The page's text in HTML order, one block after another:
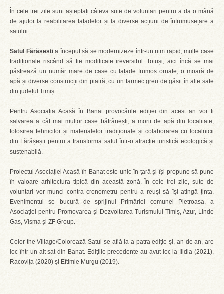
În cele trei zile sunt așteptați câteva sute de voluntari pentru a da o mână
de ajutor la reabilitarea fațadelor și la diverse acțiuni de înfrumusețare a
satului.
Satul Fărășeștia început să se modernizeze într-un ritm rapid, multe case
tradiționale riscând să fie modificate ireversibil. Totuși, aici încă se mai
păstrează un număr mare de case cu fațade frumos ornate, o moară de
apă și diverse construcții din piatră, cu un farmec greu de găsit în alte sate
din județul Timiș.
Pentru Asociația Acasă în Banat provocările ediției din acest an vor fi
salvarea a cât mai multor case bătrânești, a morii de apă din localitate,
folosirea tehnicilor și materialelor tradiționale și colaborarea cu localnicii
din Fărășești pentru a transforma satul într-o atracție turistică ecologică și
sustenabilă.
Proiectul Asociației Acasă în Banat este unic în țară și își propune să pune
în valoare arhitectura tipică din această zonă. În cele trei zile, sute de
voluntari vor munci contra cronometru pentru a reuși să își atingă ținta.
Evenimentul se bucură de sprijinul Primăriei comunei Pietroasa, a
Asociației pentru Promovarea și Dezvoltarea Turismului Timiș, Azur, Linde
Gas, Visma și ZF Group.
Color the Village/Colorează Satul se află la a patra ediție și, an de an, are
loc într-un alt sat din Banat. Edițiile precedente au avut loc la Ilidia (2021),
Racovița (2020) și Eftimie Murgu (2019).